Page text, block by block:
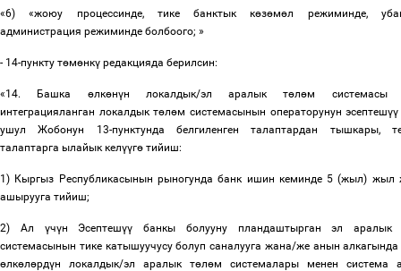
«6) «жоюу процессинде, тике банктык көзөмөл режиминде,
администрация режиминде болбоого; »
- 14-пункту төмөнкү редакцияда берилсин:
«14. Башка өлкөнүн локалдык/эл аралык төлөм системасы
интеграцияланган локалдык төлөм системасынын операторунун эсептешүү
ушул Жобонун 13-пунктунда белгиленген талаптардан тышкары, т
талаптарга ылайык келүүгө тийиш:
1) Кыргыз Республикасынын рыногунда банк ишин кеминде 5 (жыл) жыл
ашырууга тийиш;
2) Ал үчүн Эсептешүү банкы болууну пландаштырган эл аралык
системасынын тике катышуучусу болуп саналууга жана/же анын
өлкөлөрдүн локалдык/эл аралык төлөм системалары менен система